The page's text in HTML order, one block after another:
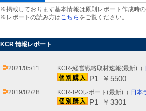
※掲載しております基本情報は原則レポート作成時の
※レポートの読み方はこちら をご覧ください。
KCR 情報レポート
2021/05/11 KCR-経営戦略取材速報(最新)（
P1 ￥5500
2019/02/28 KCR-IPOレポート(最新)（ 日本
P1 ￥3301